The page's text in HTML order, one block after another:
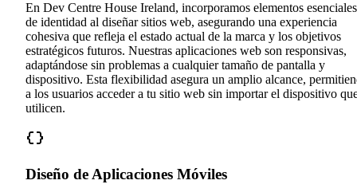
En Dev Centre House Ireland, incorporamos elementos esenciales
de identidad al diseñar sitios web, asegurando una experiencia
cohesiva que refleja el estado actual de la marca y los objetivos
estratégicos futuros. Nuestras aplicaciones web son responsivas,
adaptándose sin problemas a cualquier tamaño de pantalla y
dispositivo. Esta flexibilidad asegura un amplio alcance,
a los usuarios acceder a tu sitio web sin importar el dispositivo
utilicen.
Diseño de Aplicaciones Móviles